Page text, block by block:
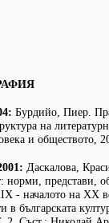
Бурдийо, Пиер.
на
и обществото,
Даскалова,
норми, представи,
- началото на ХХ
в българската